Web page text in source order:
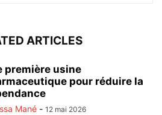
ARTICLES
première usine
pour réduire la
Mané - 12 mai 2026